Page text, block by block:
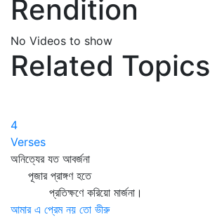
Rendition
No Videos to show
Related Topics
4
Verses
অনিত্যের যত আবর্জনা
পূজার প্রাঙ্গণ হতে
প্রতিক্ষণে করিয়ো মার্জনা।
আমার এ প্রেম নয় তো ভীরু